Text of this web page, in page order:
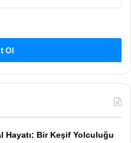
Ol
Hayatı: Bir Keşif Yolculuğu